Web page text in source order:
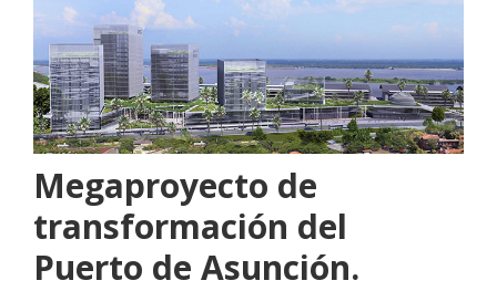
Megaproyecto de
transformación del
Puerto de Asunción.